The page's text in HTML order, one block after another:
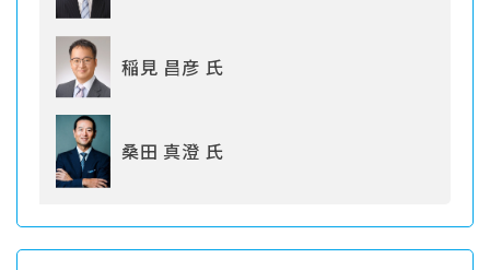
稲見 昌彦 氏
桑田 真澄 氏